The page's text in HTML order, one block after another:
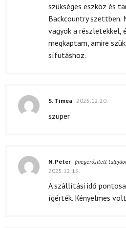
szükséges eszköz és
Backcountry szettben.
vagyok a részletekkel,
megkaptam, amire
sífutáshoz.
S. Tímea 2025.12.20.
szuper
N. Péter (megerősített
2025.12.15.
A szállítási idő
ígérték. Kényelmes